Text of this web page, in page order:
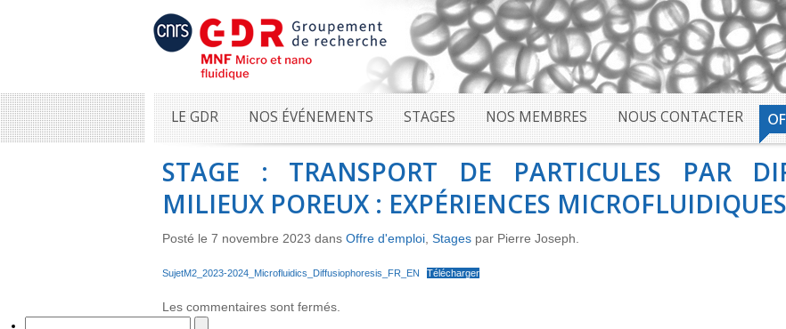
LE GDR NOS ÉVÉNEMENTS STAGES NOS MEMBRES NOUS CONTACTER
STAGE : TRANSPORT DE PARTICULES PAR
MILIEUX POREUX : EXPÉRIENCES
Posté le 7 novembre 2023 dans Offre d'emploi Stages par Pierre Joseph.
SujetM2_2023-2024_Microfluidics_Diffusiophoresis_FR_EN Télécharger
Les commentaires sont fermés.